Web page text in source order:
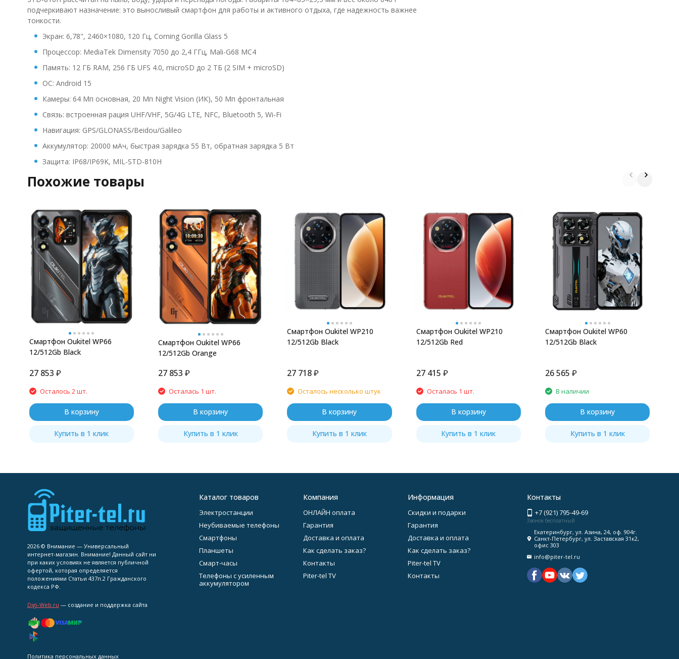
подчеркивают назначение: это выносливый смартфон для работы и активного отдыха, где надежность важнее
тонкости.
Экран: 6,78", 2460×1080, 120 Гц, Corning Gorilla Glass 5
Процессор: MediaTek Dimensity 7050 до 2,4 ГГц, Mali-G68 MC4
Память: 12 ГБ RAM, 256 ГБ UFS 4.0, microSD до 2 ТБ (2 SIM + microSD)
ОС: Android 15
Камеры: 64 Мп основная, 20 Мп Night Vision (ИК), 50 Мп фронтальная
Связь: встроенная рация UHF/VHF, 5G/4G LTE, NFC, Bluetooth 5, Wi‑Fi
Навигация: GPS/GLONASS/Beidou/Galileo
Аккумулятор: 20000 мАч, быстрая зарядка 55 Вт, обратная зарядка 5 Вт
Защита: IP68/IP69K, MIL-STD-810H
Похожие товары
Смартфон Oukitel WP66
12/512Gb Black
27 853 ₽
Осталось 2 шт.
В корзину
Купить в 1 клик
Смартфон Oukitel WP66
12/512Gb Orange
27 853 ₽
Осталась 1 шт.
В корзину
Купить в 1 клик
Смартфон Oukitel WP210
12/512Gb Black
27 718₽
Осталось несколько штук
В корзину
Купить в 1 клик
Смартфон Oukitel WP210
12/512Gb Red
27 415 ₽
Осталась 1 шт.
В корзину
Купить в 1 клик
Смартфон Oukitel WP60
12/512Gb Black
26 565 ₽
В наличии
В корзину
Купить в 1 клик
2026 © Внимание — Универсальный
интернет-магазин. Внимание! Данный сайт ни
при каких условиях не является публичной
офертой, которая определяется
положениями Статьи 437п.2 Гражданского
кодекса РФ.
Digi-Web.ru — создание и поддержка сайта
Политика персональных данных
Каталог товаров
Электростанции
Неубиваемые телефоны
Смартфоны
Планшеты
Смарт-часы
Телефоны с усиленным
аккумулятором
Компания
ОНЛАЙН оплата
Гарантия
Доставка и оплата
Как сделать заказ?
Контакты
Piter-tel TV
Информация
Скидки и подарки
Гарантия
Доставка и оплата
Как сделать заказ?
Piter-tel TV
Контакты
Контакты
+7 (921) 795-49-69
Звонок бесплатный
Екатеринбург, ул. Азина, 24, оф. 904г.
Санкт-Петербург, ул. Заставская 31к2,
офис 303
info@piter-tel.ru